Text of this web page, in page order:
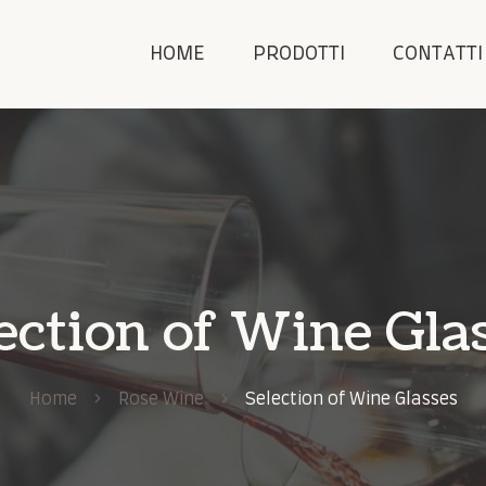
HOME PRODOTTI CONTATTI
of Wine
Home Rose Wine Selection of Wine Glasses